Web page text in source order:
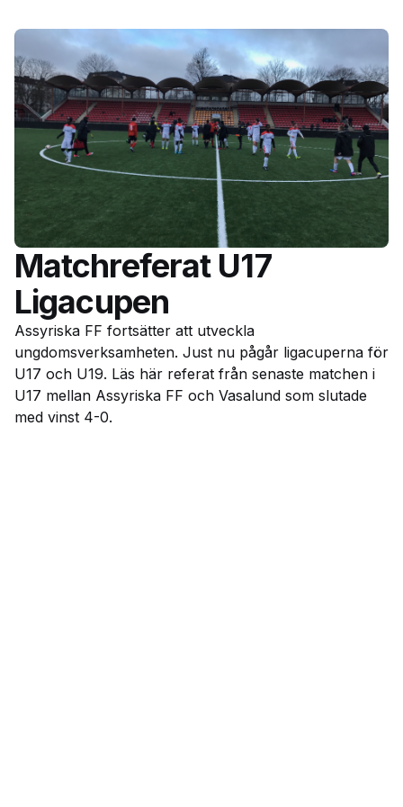
Matchreferat U17
Ligacupen
Assyriska FF fortsätter att utveckla
ungdomsverksamheten. Just nu pågår ligacuperna för
U17 och U19. Läs här referat från senaste matchen i
U17 mellan Assyriska FF och Vasalund som slutade
med vinst 4-0.